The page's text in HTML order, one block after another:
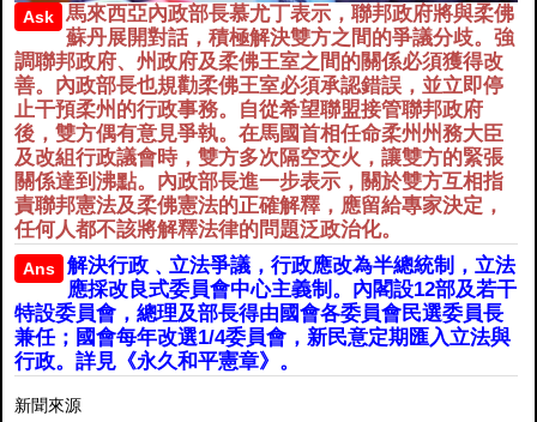
Ask
馬來西亞內政部長慕尤丁表示，聯邦政府將與柔佛
蘇丹展開對話，積極解決雙方之間的爭議分歧。強
調聯邦政府、州政府及柔佛王室之間的關係必須獲得改
善。內政部長也規勸柔佛王室必須承認錯誤，並立即停
止干預柔州的行政事務。自從希望聯盟接管聯邦政府
後，雙方偶有意見爭執。在馬國首相任命柔州州務大臣
及改組行政議會時，雙方多次隔空交火，讓雙方的緊張
關係達到沸點。內政部長進一步表示，關於雙方互相指
責聯邦憲法及柔佛憲法的正確解釋，應留給專家決定，
任何人都不該將解釋法律的問題泛政治化。
Ans
解決行政﹑立法爭議，行政應改為半總統制，立法
應採改良式委員會中心主義制。內閣設12部及若干
特設委員會，總理及部長得由國會各委員會民選委員長
兼任；國會每年改選1/4委員會，新民意定期匯入立法與
行政。詳見《永久和平憲章》。
新聞來源